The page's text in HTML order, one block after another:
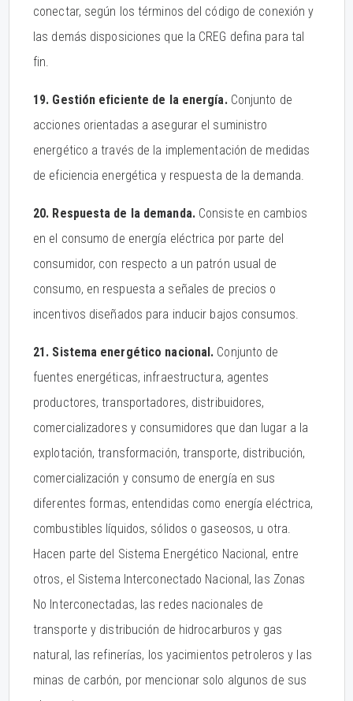
conectar, según los términos del código de conexión y
las demás disposiciones que la CREG defina para tal
fin.
19. Gestión eficiente de la energía.Conjunto de
acciones orientadas a asegurar el suministro
energético a través de la implementación de medidas
de eficiencia energética y respuesta de la demanda.
20. Respuesta de la demanda.Consiste en cambios
en el consumo de energía eléctrica por parte del
consumidor, con respecto a un patrón usual de
consumo, en respuesta a señales de precios o
incentivos diseñados para inducir bajos consumos.
21. Sistema energético nacional. Conjunto de
fuentes energéticas, infraestructura, agentes
productores, transportadores, distribuidores,
comercializadores y consumidores que dan lugar a la
explotación, transformación, transporte, distribución,
comercialización y consumo de energía en sus
diferentes formas, entendidas como energía eléctrica,
combustibles líquidos, sólidos o gaseosos, u otra.
Hacen parte del Sistema Energético Nacional, entre
otros, el Sistema Interconectado Nacional, las Zonas
No Interconectadas, las redes nacionales de
transporte y distribución de hidrocarburos y gas
natural, las refinerías, los yacimientos petroleros y las
minas de carbón, por mencionar solo algunos de sus